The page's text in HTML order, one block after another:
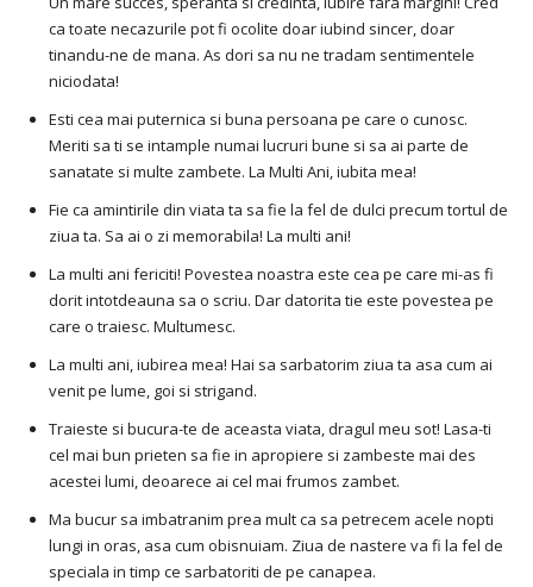
ca toate necazurile pot fi ocolite doar iubind sincer, doar
tinandu-ne de mana. As dori sa nu ne tradam sentimentele
niciodata!
Esti cea mai puternica si buna persoana pe care o cunosc.
Meriti sa ti se intample numai lucruri bune si sa ai parte de
sanatate si multe zambete. La Multi Ani, iubita mea!
Fie ca amintirile din viata ta sa fie la fel de dulci precum tortul de
ziua ta. Sa ai o zi memorabila! La multi ani!
La multi ani fericiti! Povestea noastra este cea pe care mi-as fi
dorit intotdeauna sa o scriu. Dar datorita tie este povestea pe
care o traiesc. Multumesc.
La multi ani, iubirea mea! Hai sa sarbatorim ziua ta asa cum ai
venit pe lume, goi si strigand.
Traieste si bucura-te de aceasta viata, dragul meu sot! Lasa-ti
cel mai bun prieten sa fie in apropiere si zambeste mai des
acestei lumi, deoarece ai cel mai frumos zambet.
Ma bucur sa imbatranim prea mult ca sa petrecem acele nopti
lungi in oras, asa cum obisnuiam. Ziua de nastere va fi la fel de
speciala in timp ce sarbatoriti de pe canapea.